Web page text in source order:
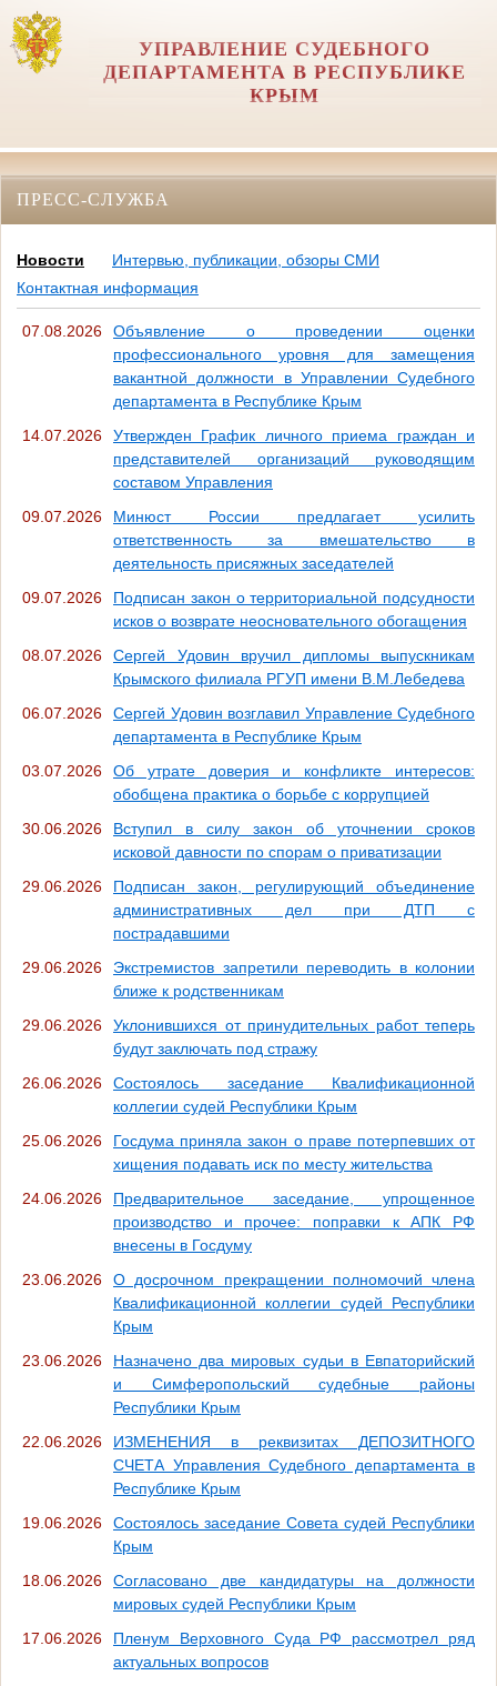
УПРАВЛЕНИЕ СУДЕБНОГО
ДЕПАРТАМЕНТА В РЕСПУБЛИКЕ
КРЫМ
ПРЕСС-СЛУЖБА
Новости
Интервью, публикации, обзоры СМИ
Контактная информация
07.08.2026
Объявление о проведении оценки
профессионального уровня для замещения
вакантной должности в Управлении Судебного
департамента в Республике Крым
14.07.2026
Утвержден График личного приема граждан и
представителей организаций руководящим
составом Управления
09.07.2026
Минюст России предлагает усилить
ответственность за вмешательство в
деятельность присяжных заседателей
09.07.2026
Подписан закон о территориальной подсудности
исков о возврате неосновательного обогащения
08.07.2026
Сергей Удовин вручил дипломы выпускникам
Крымского филиала РГУП имени В.М.Лебедева
06.07.2026
Сергей Удовин возглавил Управление Судебного
департамента в Республике Крым
03.07.2026
Об утрате доверия и конфликте интересов:
обобщена практика о борьбе с коррупцией
30.06.2026
Вступил в силу закон об уточнении сроков
исковой давности по спорам о приватизации
29.06.2026
Подписан закон, регулирующий объединение
административных дел при ДТП с
пострадавшими
29.06.2026
Экстремистов запретили переводить в колонии
ближе к родственникам
29.06.2026
Уклонившихся от принудительных работ теперь
будут заключать под стражу
26.06.2026
Состоялось заседание Квалификационной
коллегии судей Республики Крым
25.06.2026
Госдума приняла закон о праве потерпевших от
хищения подавать иск по месту жительства
24.06.2026
Предварительное заседание, упрощенное
производство и прочее: поправки к АПК РФ
внесены в Госдуму
23.06.2026
О досрочном прекращении полномочий члена
Квалификационной коллегии судей Республики
Крым
23.06.2026
Назначено два мировых судьи в Евпаторийский
и Симферопольский судебные районы
Республики Крым
22.06.2026
ИЗМЕНЕНИЯ в реквизитах ДЕПОЗИТНОГО
СЧЕТА Управления Судебного департамента в
Республике Крым
19.06.2026
Состоялось заседание Совета судей Республики
Крым
18.06.2026
Согласовано две кандидатуры на должности
мировых судей Республики Крым
17.06.2026
Пленум Верховного Суда РФ рассмотрел ряд
актуальных вопросов